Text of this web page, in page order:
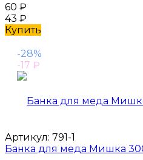
60 ₽
43 ₽
Купить
-28%
-17 ₽
Артикул: 791-1
Банка для меда Мишка